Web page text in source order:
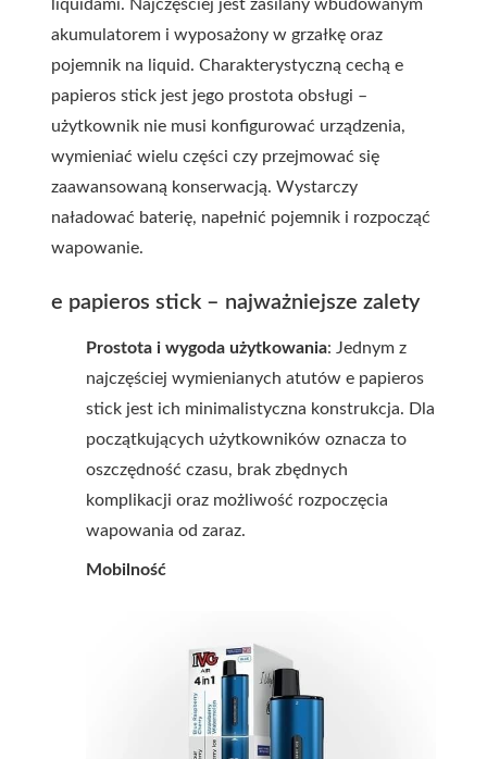
liquidami. Najczęściej jest zasilany wbudowanym
akumulatorem i wyposażony w grzałkę oraz
pojemnik na liquid. Charakterystyczną cechą e
papieros stick jest jego prostota obsługi –
użytkownik nie musi konfigurować urządzenia,
wymieniać wielu części czy przejmować się
zaawansowaną konserwacją. Wystarczy
naładować baterię, napełnić pojemnik i rozpocząć
wapowanie.
e papieros stick – najważniejsze zalety
Prostota i wygoda użytkowania: Jednym z
najczęściej wymienianych atutów e papieros
stick jest ich minimalistyczna konstrukcja. Dla
początkujących użytkowników oznacza to
oszczędność czasu, brak zbędnych
komplikacji oraz możliwość rozpoczęcia
wapowania od zaraz.
Mobilność